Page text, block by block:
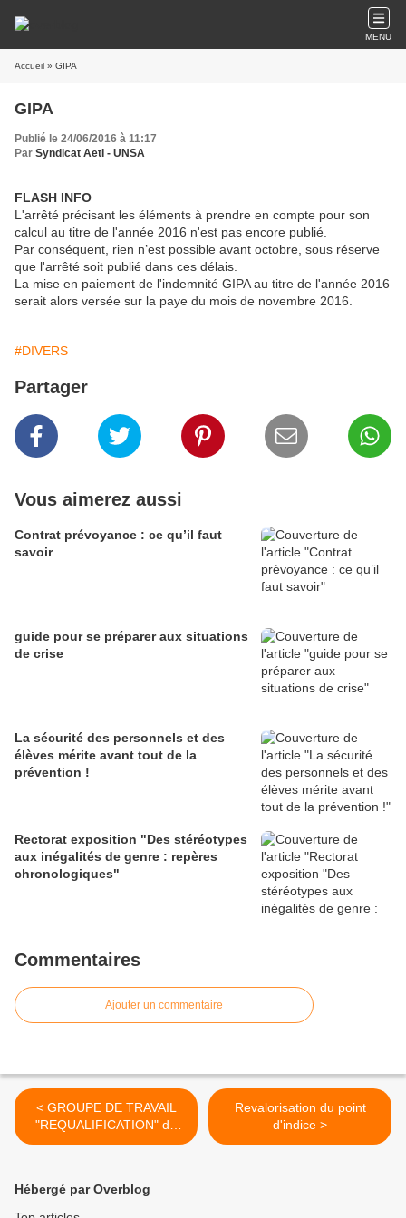
MENU
Accueil » GIPA
GIPA
Publié le 24/06/2016 à 11:17
Par Syndicat AetI - UNSA
FLASH INFO
L'arrêté précisant les éléments à prendre en compte pour son
calcul au titre de l'année 2016 n'est pas encore publié.
Par conséquent, rien n’est possible avant octobre, sous réserve
que l'arrêté soit publié dans ces délais.
La mise en paiement de l'indemnité GIPA au titre de l'année 2016
serait alors versée sur la paye du mois de novembre 2016.
#DIVERS
Partager
Vous aimerez aussi
Contrat prévoyance : ce qu’il faut
savoir
guide pour se préparer aux situations
de crise
La sécurité des personnels et des
élèves mérite avant tout de la
prévention !
Rectorat exposition "Des stéréotypes
aux inégalités de genre : repères
chronologiques"
Commentaires
Ajouter un commentaire
< GROUPE DE TRAVAIL
"REQUALIFICATION" du
17/06/2016
Revalorisation du point
d'indice >
Hébergé par Overblog